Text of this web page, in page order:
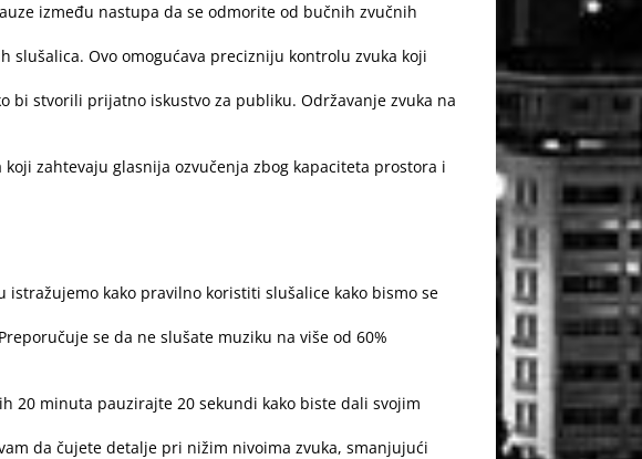
između nastupa da se odmorite od bučnih zvučnih
Ovo omogućava precizniju kontrolu zvuka koji
bi stvorili prijatno iskustvo za publiku. Održavanje zvuka na
zahtevaju glasnija ozvučenja zbog kapaciteta prostora i
kako pravilno koristiti slušalice kako bismo se
se da ne slušate muziku na više od 60%
20 minuta pauzirajte 20 sekundi kako biste dali svojim
da čujete detalje pri nižim nivoima zvuka, smanjujući